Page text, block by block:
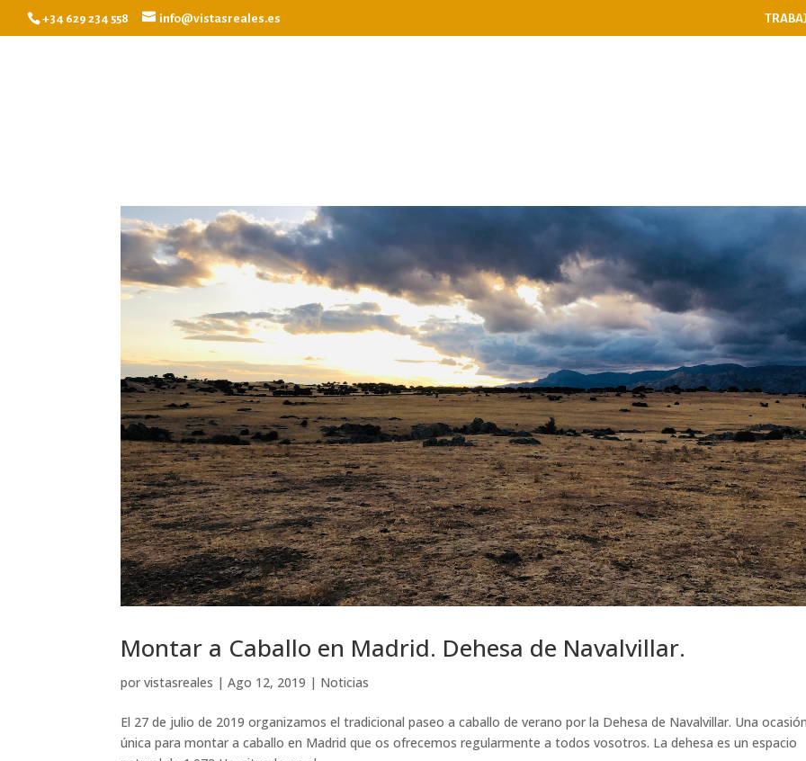
+34 629 234 558 info@vistasreales.es
Montar a Caballo en Madrid. Dehesa de Navalvillar.
porvistasreales |Ago 12, 2019 | Noticias
El 27 de julio de 2019 organizamos el tradicional paseo a caballo de verano por la Dehesa de Navalvillar. Una
única para montar a caballo en Madrid que os ofrecemos regularmente a todos vosotros. La dehesa es un espacio